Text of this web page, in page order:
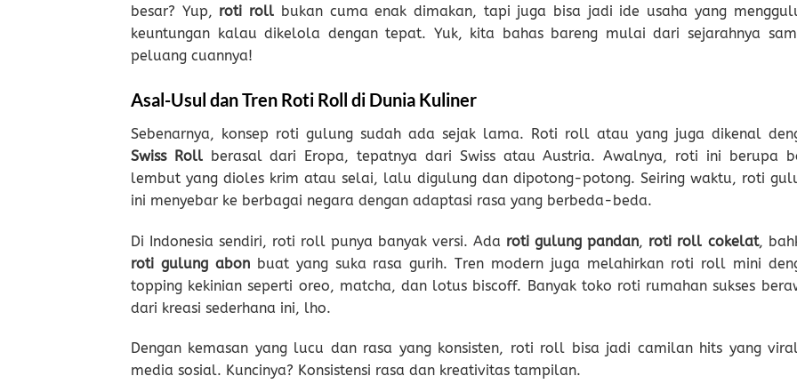
besar? Yup, roti roll bukan cuma enak dimakan, tapi juga bisa jadi ide usaha yang
keuntungan kalau dikelola dengan tepat. Yuk, kita bahas bareng mulai dari sejarahnya
peluang cuannya!
Asal-Usul dan Tren Roti Roll di Dunia Kuliner
Sebenarnya, konsep roti gulung sudah ada sejak lama. Roti roll atau yang juga dikenal
Swiss Rollberasal dari Eropa, tepatnya dari Swiss atau Austria. Awalnya, roti ini berupa
lembut yang dioles krim atau selai, lalu digulung dan dipotong-potong. Seiring waktu, roti
ini menyebar ke berbagai negara dengan adaptasi rasa yang berbeda-beda.
Di Indonesia sendiri, roti roll punya banyak versi. Ada roti gulung pandan, roti roll cokelat,
roti gulung abonbuat yang suka rasa gurih. Tren modern juga melahirkan roti roll mini
topping kekinian seperti oreo, matcha, dan lotus biscoff. Banyak toko roti rumahan sukses
dari kreasi sederhana ini, lho.
Dengan kemasan yang lucu dan rasa yang konsisten, roti roll bisa jadi camilan hits yang
media sosial. Kuncinya? Konsistensi rasa dan kreativitas tampilan.